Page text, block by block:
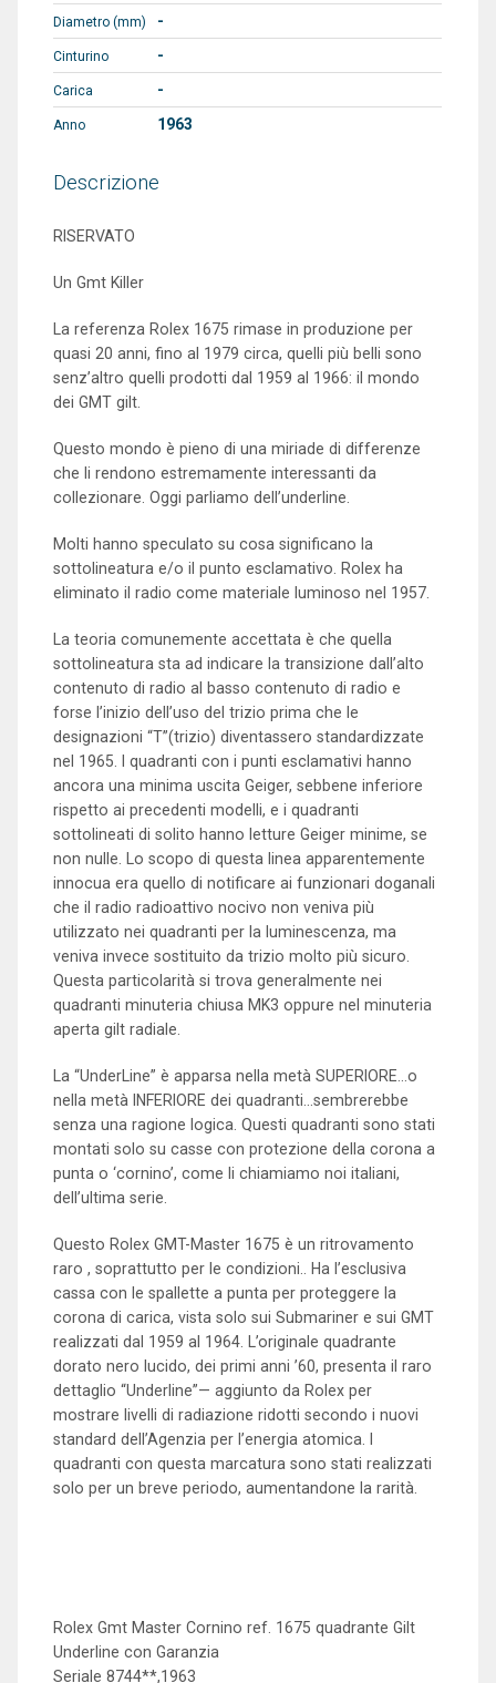
Diametro (mm) -
Cinturino -
Carica -
Anno 1963
Descrizione
RISERVATO
Un Gmt Killer
La referenza Rolex 1675 rimase in produzione per
quasi 20 anni, fino al 1979 circa, quelli più belli sono
senz’altro quelli prodotti dal 1959 al 1966: il mondo
dei GMT gilt.
Questo mondo è pieno di una miriade di differenze
che li rendono estremamente interessanti da
collezionare. Oggi parliamo dell’underline.
Molti hanno speculato su cosa significano la
sottolineatura e/o il punto esclamativo. Rolex ha
eliminato il radio come materiale luminoso nel 1957.
La teoria comunemente accettata è che quella
sottolineatura sta ad indicare la transizione dall’alto
contenuto di radio al basso contenuto di radio e
forse l’inizio dell’uso del trizio prima che le
designazioni “T”(trizio) diventassero standardizzate
nel 1965. I quadranti con i punti esclamativi hanno
ancora una minima uscita Geiger, sebbene inferiore
rispetto ai precedenti modelli, e i quadranti
sottolineati di solito hanno letture Geiger minime, se
non nulle. Lo scopo di questa linea apparentemente
innocua era quello di notificare ai funzionari doganali
che il radio radioattivo nocivo non veniva più
utilizzato nei quadranti per la luminescenza, ma
veniva invece sostituito da trizio molto più sicuro.
Questa particolarità si trova generalmente nei
quadranti minuteria chiusa MK3 oppure nel minuteria
aperta gilt radiale.
La “UnderLine” è apparsa nella metà SUPERIORE…o
nella metà INFERIORE dei quadranti…sembrerebbe
senza una ragione logica. Questi quadranti sono stati
montati solo su casse con protezione della corona a
punta o ‘cornino’, come li chiamiamo noi italiani,
dell’ultima serie.
Questo Rolex GMT-Master 1675 è un ritrovamento
raro , soprattutto per le condizioni.. Ha l’esclusiva
cassa con le spallette a punta per proteggere la
corona di carica, vista solo sui Submariner e sui GMT
realizzati dal 1959 al 1964. L’originale quadrante
dorato nero lucido, dei primi anni ’60, presenta il raro
dettaglio “Underline”— aggiunto da Rolex per
mostrare livelli di radiazione ridotti secondo i nuovi
standard dell’Agenzia per l’energia atomica. I
quadranti con questa marcatura sono stati realizzati
solo per un breve periodo, aumentandone la rarità.
Rolex Gmt Master Cornino ref. 1675 quadrante Gilt
Underline con Garanzia
Seriale 8744**,1963